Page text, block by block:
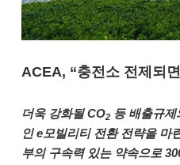
ACEA, “충전소 전제되
더욱 강화될 CO2 등 배출규
인 e모빌리티 전환 전략을 마
부의 구속력 있는 약속으로